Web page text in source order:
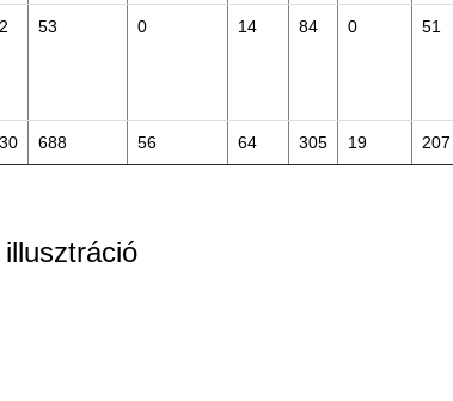
53 0 14 84 0 51
688 56 64 305 19 207